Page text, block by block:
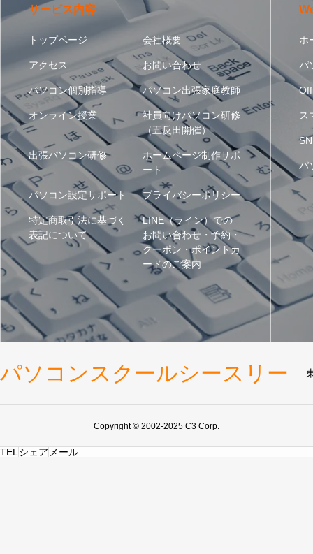
サービス内容
トップページ 会社概要
アクセス お問い合わせ
パソコン個別指導 パソコン出張家庭教師
オンライン授業
社員向けパソコン研修
（五反田開催）
出張パソコン研修
ホームページ制作サポ
ート
パソコン設定サポート プライバシーポリシー
特定商取引法に基づく
表記について
LINE（ライン）での
お問い合わせ・予約・
クーポン・ポイントカ
ードのご案内
ホ
パ
ス
パ
パソコンスクールシースリー
Copyright © 2002-2025 C3 Corp.
TEL シェア メール